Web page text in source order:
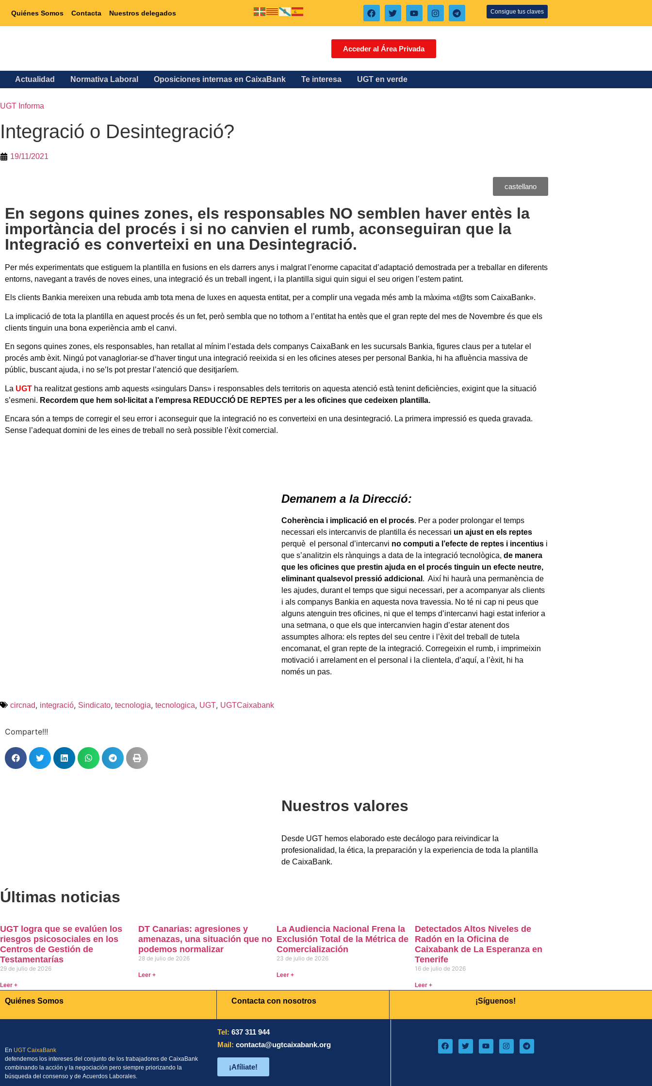
Quiénes Somos Contacta Nuestros delegados Consigue tus claves
Acceder al Área Privada
Actualidad Normativa Laboral Oposiciones internas en CaixaBank Te interesa UGT en verde
UGT Informa
Integració o Desintegració?
19/11/2021
castellano
En segons quines zones, els responsables NO semblen haver entès la
importància del procés i si no canvien el rumb, aconseguiran que la
Integració es converteixi en una Desintegració.
Per més experimentats que estiguem la plantilla en fusions en els darrers anys i malgrat l’enorme capacitat d’adaptació demostrada per a treballar en diferents
entorns, navegant a través de noves eines, una integració és un treball ingent, i la plantilla sigui quin sigui el seu origen l’estem patint.
Els clients Bankia mereixen una rebuda amb tota mena de luxes en aquesta entitat, per a complir una vegada més amb la màxima «t@ts som CaixaBank».
La implicació de tota la plantilla en aquest procés és un fet, però sembla que no tothom a l’entitat ha entès que el gran repte del mes de Novembre és que els
clients tinguin una bona experiència amb el canvi.
En segons quines zones, els responsables, han retallat al mínim l’estada dels companys CaixaBank en les sucursals Bankia, figures claus per a tutelar el
procés amb èxit. Ningú pot vanagloriar-se d’haver tingut una integració reeixida si en les oficines ateses per personal Bankia, hi ha afluència massiva de
públic, buscant ajuda, i no se’ls pot prestar l’atenció que desitjaríem.
La UGT ha realitzat gestions amb aquests «singulars Dans» i responsables dels territoris on aquesta atenció està tenint deficiències, exigint que la situació
s’esmeni. Recordem que hem sol·licitat a l’empresa REDUCCIÓ DE REPTES per a les oficines que cedeixen plantilla.
Encara són a temps de corregir el seu error i aconseguir que la integració no es converteixi en una desintegració. La primera impressió es queda gravada.
Sense l’adequat domini de les eines de treball no serà possible l’èxit comercial.
Demanem a la Direcció:
Coherència i implicació en el procés. Per a poder prolongar el temps
necessari els intercanvis de plantilla és necessari un ajust en els reptes
perquè el personal d’intercanvi no computi a l’efecte de reptes i incentius i
que s’analitzin els rànquings a data de la integració tecnològica, de manera
que les oficines que prestin ajuda en el procés tinguin un efecte neutre,
eliminant qualsevol pressió addicional . Així hi haurà una permanència de
les ajudes, durant el temps que sigui necessari, per a acompanyar als clients
i als companys Bankia en aquesta nova travessia. No té ni cap ni peus que
alguns atenguin tres oficines, ni que el temps d’intercanvi hagi estat inferior a
una setmana, o que els que intercanvien hagin d’estar atenent dos
assumptes alhora: els reptes del seu centre i l’èxit del treball de tutela
encomanat, el gran repte de la integració. Corregeixin el rumb, i imprimeixin
motivació i arrelament en el personal i la clientela, d’aquí, a l’èxit, hi ha
només un pas.
circnad, integració, Sindicato, tecnologia, tecnologica, UGT, UGTCaixabank
Comparte!!!
Nuestros valores
Desde UGT hemos elaborado este decálogo para reivindicar la
profesionalidad, la ética, la preparación y la experiencia de toda la plantilla
de CaixaBank.
Últimas noticias
UGT logra que se evalúen los
riesgos psicosociales en los
Centros de Gestión de
Testamentarías
29 de julio de 2026
Leer +
DT Canarias: agresiones y
amenazas, una situación que no
podemos normalizar
28 de julio de 2026
Leer +
La Audiencia Nacional Frena la
Exclusión Total de la Métrica de
Comercialización
23 de julio de 2026
Leer +
Detectados Altos Niveles de
Radón en la Oficina de
Caixabank de La Esperanza en
Tenerife
16 de julio de 2026
Leer +
Quiénes Somos Contacta con nosotros ¡Síguenos!
En UGT CaixaBank
defendemos los intereses del conjunto de los trabajadores de CaixaBank
combinando la acción y la negociación pero siempre priorizando la
búsqueda del consenso y de Acuerdos Laborales.
Tel: 637 311 944
Mail: contacta@ugtcaixabank.org
¡Afíliate!